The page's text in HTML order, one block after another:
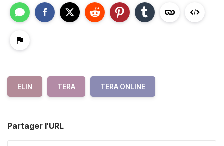
ELIN TERA TERA ONLINE
Partager l'URL